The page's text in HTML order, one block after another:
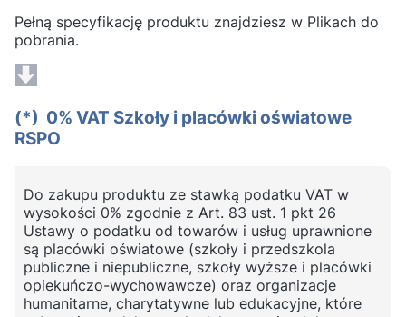
Pełną specyfikację produktu znajdziesz w Plikach do
pobrania.
(*) 0% VAT Szkoły i placówki oświatowe
RSPO
Do zakupu produktu ze stawką podatku VAT w
wysokości 0% zgodnie z Art. 83 ust. 1 pkt 26
Ustawy o podatku od towarów i usług uprawnione
są placówki oświatowe (szkoły i przedszkola
publiczne i niepubliczne, szkoły wyższe i placówki
opiekuńczo-wychowawcze) oraz organizacje
humanitarne, charytatywne lub edukacyjne, które